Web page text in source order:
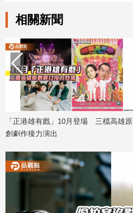
相關新聞
「正港雄有戲」10月登場 三檔高雄原
創劇作接力演出